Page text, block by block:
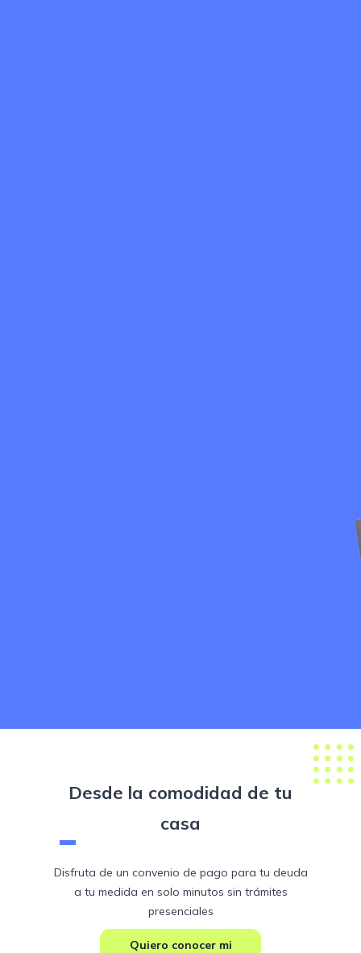
Desde la comodidad de tu
casa
Disfruta de un convenio de pago para tu deuda
a tu medida en solo minutos sin trámites
presenciales
Quiero conocer mi